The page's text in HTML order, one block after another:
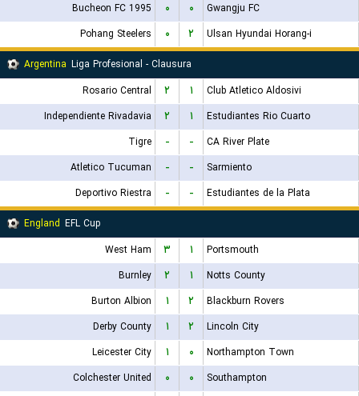
Bucheon FC 1995
۰ ۰
Gwangju FC
Pohang Steelers
۰ ۲
Ulsan Hyundai Horang-i
Argentina Liga Profesional - Clausura
Rosario Central
۲ ۱
Club Atletico Aldosivi
Independiente Rivadavia
۲ ۱
Estudiantes Rio Cuarto
Tigre
- -
CA River Plate
Atletico Tucuman
- -
Sarmiento
Deportivo Riestra
- -
Estudiantes de la Plata
England EFL Cup
West Ham
۳ ۱
Portsmouth
Burnley
۲ ۱
Notts County
Burton Albion
۱ ۲
Blackburn Rovers
Derby County
۱ ۲
Lincoln City
Leicester City
۱ ۰
Northampton Town
Colchester United
۰ ۰
Southampton